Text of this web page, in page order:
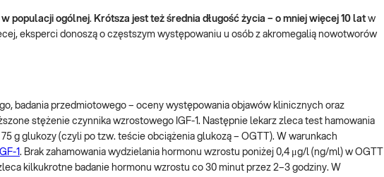
populacji ogólnej. Krótsza jest też średnia długość życia – o mniej więcej 10 lat w
eksperci donoszą o częstszym występowaniu u osób z akromegalią nowotworów
badania przedmiotowego – oceny występowania objawów klinicznych oraz
stężenie czynnika wzrostowego IGF-1. Następnie lekarz zleca test hamowania
g glukozy (czyli po tzw. teście obciążenia glukozą – OGTT). W warunkach
IGF-1. Brak zahamowania wydzielania hormonu wzrostu poniżej 0,4 μg/l (ng/ml) w OGTT
kilkukrotne badanie hormonu wzrostu co 30 minut przez 2–3 godziny. W